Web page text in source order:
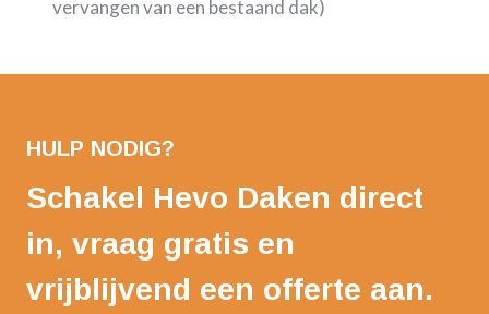
vervangen van een bestaand dak)
HULP NODIG?
Schakel Hevo Daken direct
in, vraag gratis en
vrijblijvend een offerte aan.